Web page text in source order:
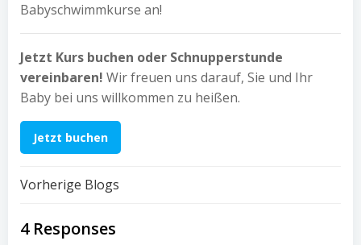
Babyschwimmkurse an!
Jetzt Kurs buchen oder Schnupperstunde
vereinbaren! Wir freuen uns darauf, Sie und Ihr
Baby bei uns willkommen zu heißen.
Jetzt buchen
Post
navigation
Vorherige Blogs
4 Responses